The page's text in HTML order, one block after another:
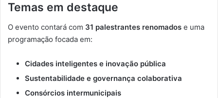
Temas em destaque
O evento contará com 31 palestrantes renomados e uma
programação focada em:
Cidades inteligentes e inovação pública
Sustentabilidade e governança colaborativa
Consórcios intermunicipais